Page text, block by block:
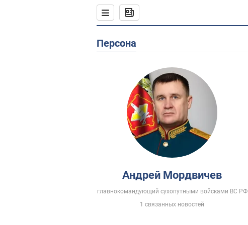
Персона
Андрей Мордвичев
главнокомандующий сухопутными войсками ВС РФ
1 связанных новостей